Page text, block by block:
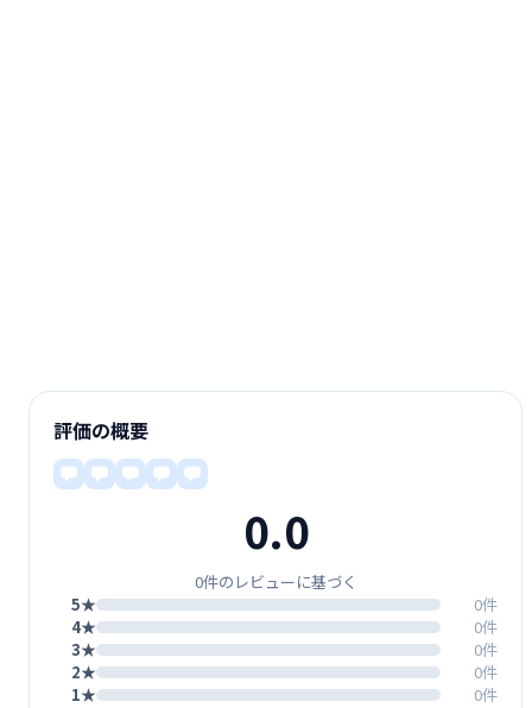
評価の概要
0.0
0件のレビューに基づく
5★
0件
4★
0件
3★
0件
2★
0件
1★
0件